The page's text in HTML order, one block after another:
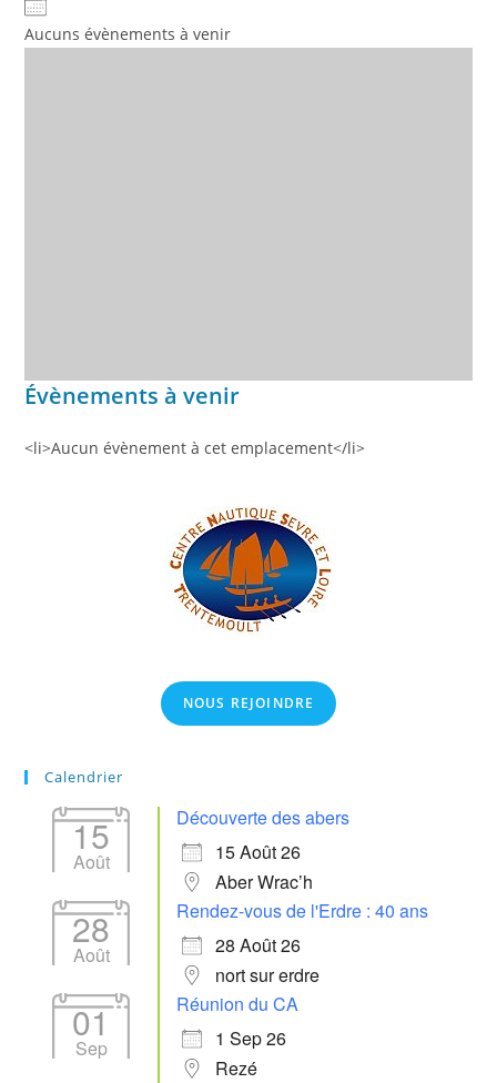
Aucuns évènements à venir
Évènements à venir
<li>Aucun évènement à cet emplacement</li>
NOUS REJOINDRE
Calendrier
15
Août
Découverte des abers
15 Août 26
Aber Wrac’h
28
Août
Rendez-vous de l'Erdre : 40 ans
28 Août 26
nort sur erdre
01
Sep
Réunion du CA
1 Sep 26
Rezé